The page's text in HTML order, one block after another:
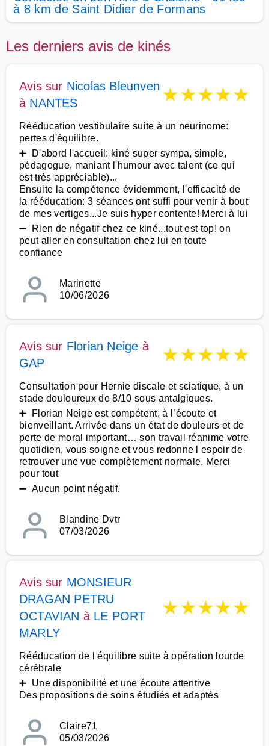
à 8 km de Saint Didier de Formans
Les derniers avis de kinés
Avis sur Nicolas Bleunven
à NANTES ★★★★★
Rééducation vestibulaire suite à un neurinome:
pertes d'équilibre.
➕ D'abord l'accueil: kiné super sympa, simple,
pédagogue, maniant l'humour avec talent (ce qui
est très appréciable)...
Ensuite la compétence évidemment, l'efficacité de
la rééducation: 3 séances ont suffi pour venir à bout
de mes vertiges...Je suis hyper contente! Merci à lui
➖ Rien de négatif chez ce kiné...tout est top! on
peut aller en consultation chez lui en toute
confiance
Marinette
10/06/2026
Avis sur Florian Neige à
GAP
★★★★★
Consultation pour Hernie discale et sciatique, à un
stade douloureux de 8/10 sous antalgiques.
➕ Florian Neige est compétent, à l’écoute et
bienveillant. Arrivée dans un état de douleurs et de
perte de moral important… son travail réanime votre
quotidien, vous soigne et vous redonne l espoir de
retrouver une vue complètement normale. Merci
pour tout
➖ Aucun point négatif.
Blandine Dvtr
07/03/2026
Avis sur MONSIEUR
DRAGAN PETRU
OCTAVIAN à LE PORT
MARLY
★★★★★
Rééducation de l équilibre suite à opération lourde
cérébrale
➕ Une disponibilité et une écoute attentive
Des propositions de soins étudiés et adaptés
Claire71
05/03/2026